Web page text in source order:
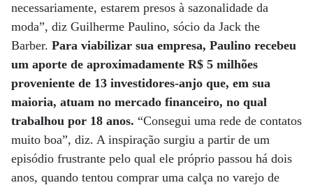
necessariamente, estarem presos à sazonalidade da
moda”, diz Guilherme Paulino, sócio da Jack the
Barber. Para viabilizar sua empresa, Paulino recebeu
um aporte de aproximadamente R$ 5 milhões
proveniente de 13 investidores-anjo que, em sua
maioria, atuam no mercado financeiro, no qual
trabalhou por 18 anos. “Consegui uma rede de contatos
muito boa”, diz. A inspiração surgiu a partir de um
episódio frustrante pelo qual ele próprio passou há dois
anos, quando tentou comprar uma calça no varejo de